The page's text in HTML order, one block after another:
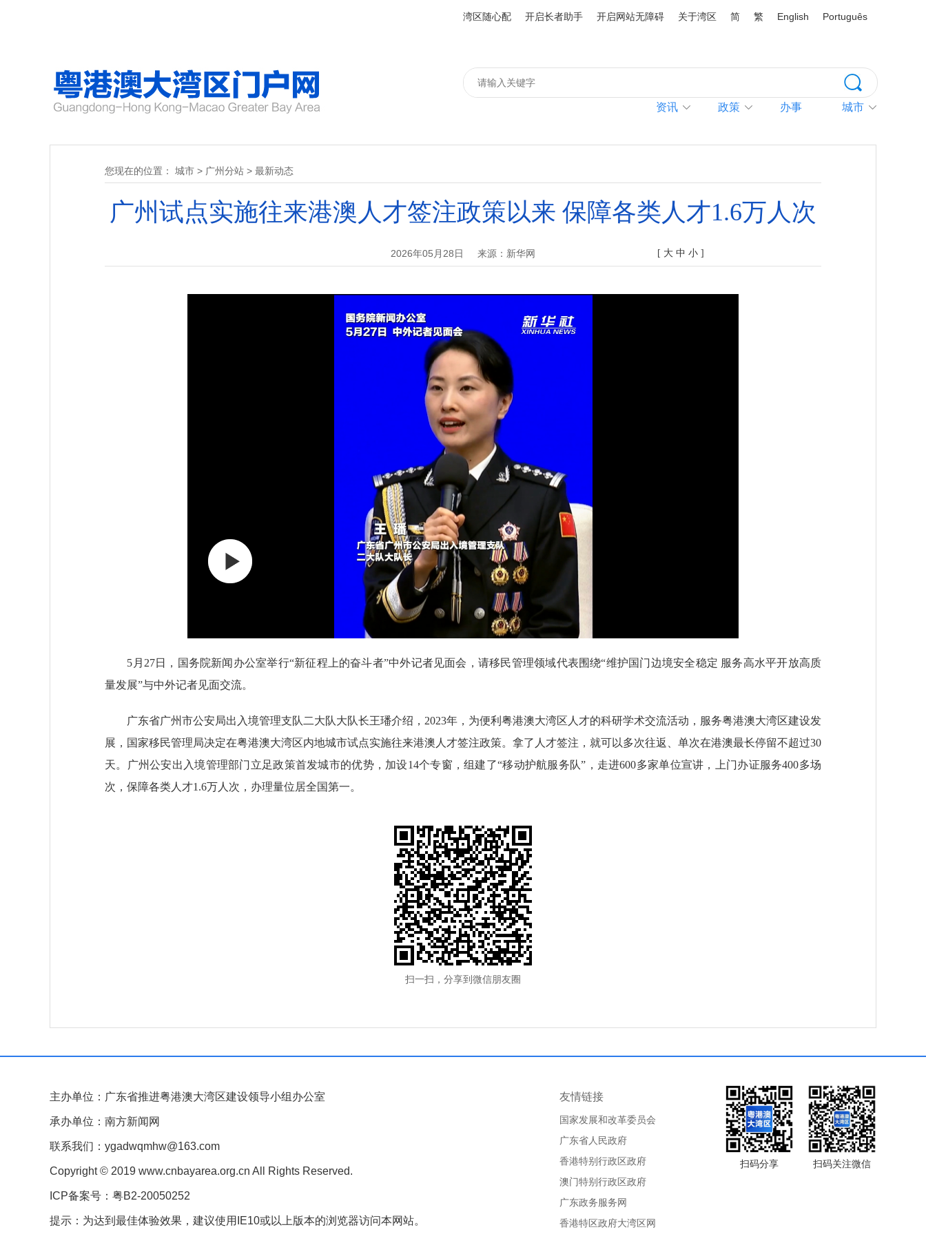
湾区随心配 开启长者助手 开启网站无障碍 关于湾区 简 繁 English Português
资讯 政策 办事 城市
您现在的位置： 城市 > 广州分站 > 最新动态
广州试点实施往来港澳人才签注政策以来 保障各类人才1.6万人次
2026年05月28日 来源：新华网 [ 大 中 小 ]
5月27日，国务院新闻办公室举行“新征程上的奋斗者”中外记者见面会，请移民管理领域代表围绕“维护国门边境安全稳定 服务高水平开放高质
量发展”与中外记者见面交流。
广东省广州市公安局出入境管理支队二大队大队长王璠介绍，2023年，为便利粤港澳大湾区人才的科研学术交流活动，服务粤港澳大湾区建设发
展，国家移民管理局决定在粤港澳大湾区内地城市试点实施往来港澳人才签注政策。拿了人才签注，就可以多次往返、单次在港澳最长停留不超过30
天。广州公安出入境管理部门立足政策首发城市的优势，加设14个专窗，组建了“移动护航服务队”，走进600多家单位宣讲，上门办证服务400多场
次，保障各类人才1.6万人次，办理量位居全国第一。
扫一扫，分享到微信朋友圈
主办单位：广东省推进粤港澳大湾区建设领导小组办公室
承办单位：南方新闻网
联系我们：ygadwqmhw@163.com
Copyright © 2019 www.cnbayarea.org.cn All Rights Reserved.
ICP备案号：粤B2-20050252
提示：为达到最佳体验效果，建议使用IE10或以上版本的浏览器访问本网站。
扫码分享 扫码关注微信
友情链接
国家发展和改革委员会
广东省人民政府
香港特别行政区政府
澳门特别行政区政府
广东政务服务网
香港特区政府大湾区网